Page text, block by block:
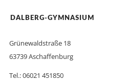
DALBERG-GYMNASIUM
Grünewaldstraße 18
63739 Aschaffenburg
Tel.: 06021 451850